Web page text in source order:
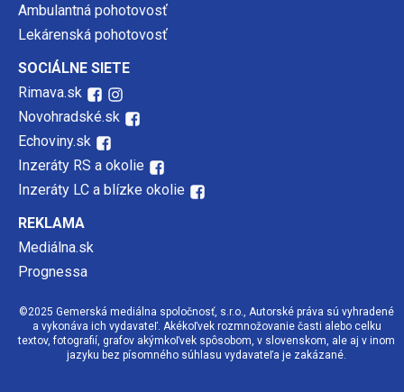
Ambulantná pohotovosť
Lekárenská pohotovosť
SOCIÁLNE SIETE
Rimava.sk
Novohradské.sk
Echoviny.sk
Inzeráty RS a okolie
Inzeráty LC a blízke okolie
REKLAMA
Mediálna.sk
Prognessa
©2025 Gemerská mediálna spoločnosť, s.r.o., Autorské práva sú vyhradené
a vykonáva ich vydavateľ. Akékoľvek rozmnožovanie časti alebo celku
textov, fotografií, grafov akýmkoľvek spôsobom, v slovenskom, ale aj v inom
jazyku bez písomného súhlasu vydavateľa je zakázané.